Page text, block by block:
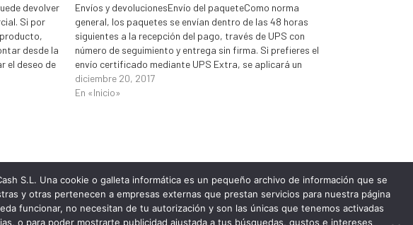
devolver
Si por
desde la
el deseo de
Envíos y devolucionesEnvío del paqueteComo norma
general, los paquetes se envían dentro de las 48 horas
siguientes a la recepción del pago, través de UPS con
número de seguimiento y entrega sin firma. Si prefieres el
envío certificado mediante UPS Extra, se aplicará un
cargo adicional. Ponte en contacto con…
diciembre 20, 2017
En «Inicio»
NEXT
S.L. Una cookie o galleta informática es un pequeño archivo de información que se
y otras pertenecen a empresas externas que prestan servicios para nuestra página
funcionar, no necesitan de tu autorización y son las únicas que tenemos activadas
o para poder mostrarte publicidad ajustada a tus búsquedas, gustos e intereses